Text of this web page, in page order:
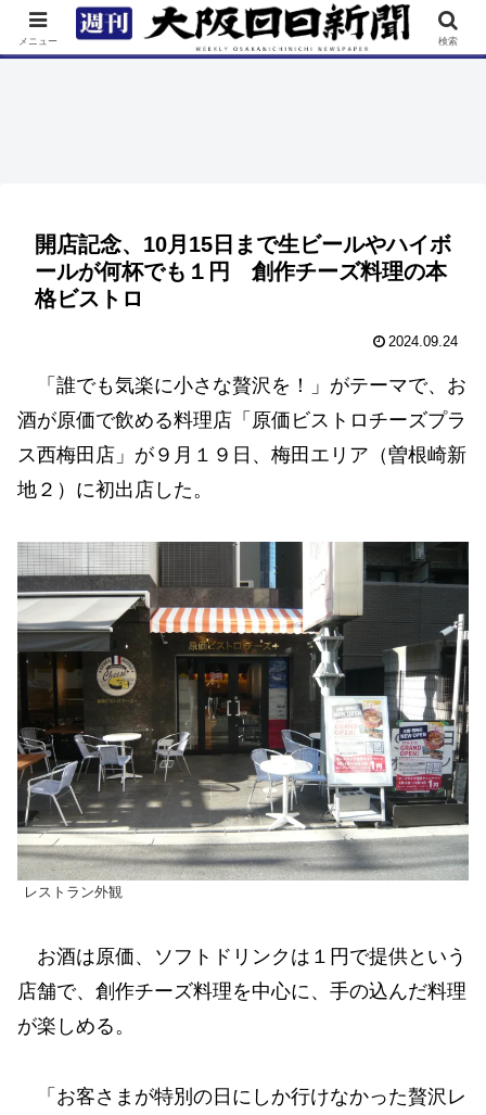
TOP 特集 ニュース 連載 街ネタ イベント
開店記念、10月15日まで生ビールやハイボ
ールが何杯でも１円 創作チーズ料理の本
格ビストロ
2024.09.24
「誰でも気楽に小さな贅沢を！」がテーマで、お
酒が原価で飲める料理店「原価ビストロチーズプラ
ス西梅田店」が９月１９日、梅田エリア（曽根崎新
地２）に初出店した。
レストラン外観
お酒は原価、ソフトドリンクは１円で提供という
店舗で、創作チーズ料理を中心に、手の込んだ料理
が楽しめる。
「お客さまが特別の日にしか行けなかった贅沢レ
メニュー 検索